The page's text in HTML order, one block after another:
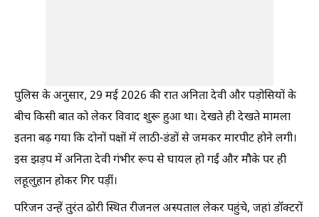
पुलिस के अनुसार, 29 मई 2026 की रात अनिता देवी और पड़ोसियों के
बीच किसी बात को लेकर विवाद शुरू हुआ था। देखते ही देखते मामला
इतना बढ़ गया कि दोनों पक्षों में लाठी-डंडों से जमकर मारपीट होने लगी।
इस झड़प में अनिता देवी गंभीर रूप से घायल हो गईं और मौके पर ही
लहूलुहान होकर गिर पड़ीं।
परिजन उन्हें तुरंत ढोरी स्थित रीजनल अस्पताल लेकर पहुंचे, जहां डॉक्टरों